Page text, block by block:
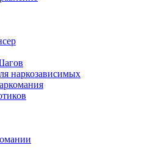
наркозависимых